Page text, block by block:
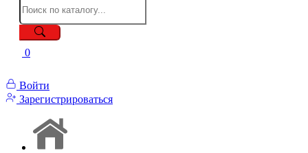
0
Войти
Зарегистрироваться